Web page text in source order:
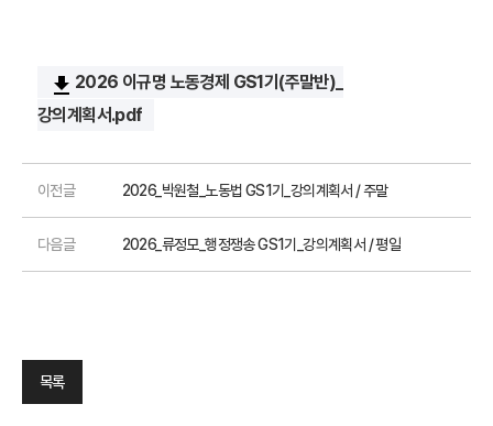
file_download 2026 이규명 노동경제 GS1기(주말반)_
강의계획서.pdf
이전글 2026_박원철_노동법 GS1기_강의계획서 / 주말
다음글 2026_류정모_행정쟁송 GS1기_강의계획서 / 평일
목록